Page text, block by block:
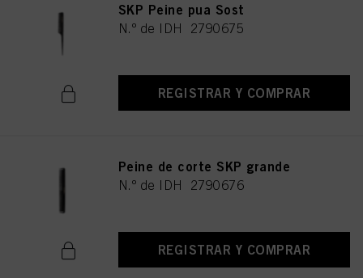
SKP Peine pua Sost
N.º de IDH 2790675
REGISTRAR Y COMPRAR
Peine de corte SKP grande
N.º de IDH 2790676
REGISTRAR Y COMPRAR